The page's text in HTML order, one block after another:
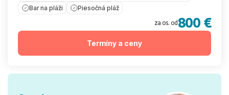
Bar na pláži
Piesočná pláž
za os. od 800 €
Termíny a ceny